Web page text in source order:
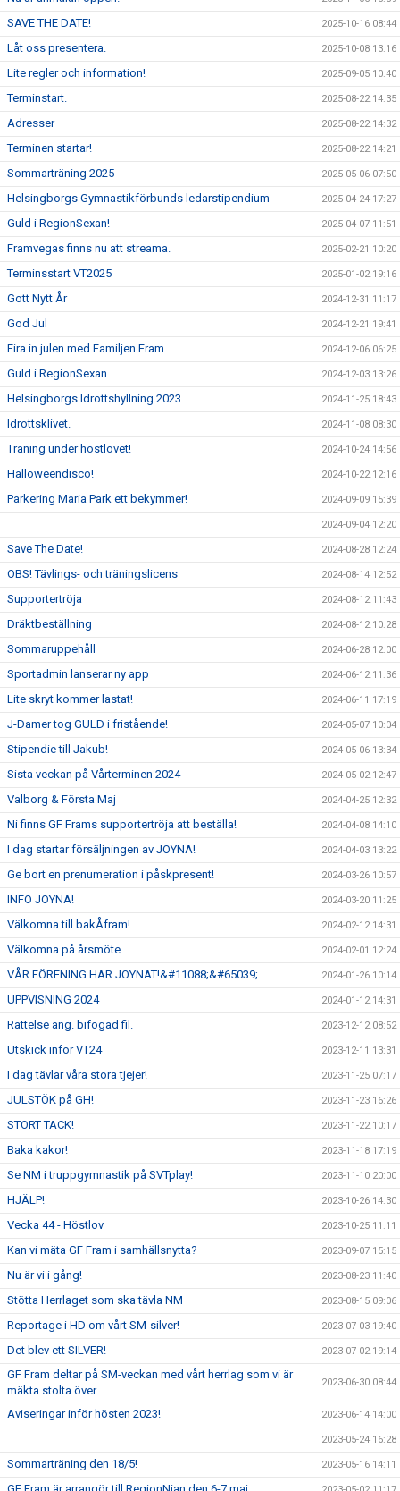
SAVE THE DATE! 2025-10-16 08:44
Låt oss presentera. 2025-10-08 13:16
Lite regler och information! 2025-09-05 10:40
Terminstart. 2025-08-22 14:35
Adresser 2025-08-22 14:32
Terminen startar! 2025-08-22 14:21
Sommarträning 2025 2025-05-06 07:50
Helsingborgs Gymnastikförbunds ledarstipendium 2025-04-24 17:27
Guld i RegionSexan! 2025-04-07 11:51
Framvegas finns nu att streama. 2025-02-21 10:20
Terminsstart VT2025 2025-01-02 19:16
Gott Nytt År 2024-12-31 11:17
God Jul 2024-12-21 19:41
Fira in julen med Familjen Fram 2024-12-06 06:25
Guld i RegionSexan 2024-12-03 13:26
Helsingborgs Idrottshyllning 2023 2024-11-25 18:43
Idrottsklivet. 2024-11-08 08:30
Träning under höstlovet! 2024-10-24 14:56
Halloweendisco! 2024-10-22 12:16
Parkering Maria Park ett bekymmer! 2024-09-09 15:39
2024-09-04 12:20
Save The Date! 2024-08-28 12:24
OBS! Tävlings- och träningslicens 2024-08-14 12:52
Supportertröja 2024-08-12 11:43
Dräktbeställning 2024-08-12 10:28
Sommaruppehåll 2024-06-28 12:00
Sportadmin lanserar ny app 2024-06-12 11:36
Lite skryt kommer lastat! 2024-06-11 17:19
J-Damer tog GULD i fristående! 2024-05-07 10:04
Stipendie till Jakub! 2024-05-06 13:34
Sista veckan på Vårterminen 2024 2024-05-02 12:47
Valborg & Första Maj 2024-04-25 12:32
Ni finns GF Frams supportertröja att beställa! 2024-04-08 14:10
I dag startar försäljningen av JOYNA! 2024-04-03 13:22
Ge bort en prenumeration i påskpresent! 2024-03-26 10:57
INFO JOYNA! 2024-03-20 11:25
Välkomna till bakÅfram! 2024-02-12 14:31
Välkomna på årsmöte 2024-02-01 12:24
VÅR FÖRENING HAR JOYNAT!&#11088;&#65039; 2024-01-26 10:14
UPPVISNING 2024 2024-01-12 14:31
Rättelse ang. bifogad fil. 2023-12-12 08:52
Utskick inför VT24 2023-12-11 13:31
I dag tävlar våra stora tjejer! 2023-11-25 07:17
JULSTÖK på GH! 2023-11-23 16:26
STORT TACK! 2023-11-22 10:17
Baka kakor! 2023-11-18 17:19
Se NM i truppgymnastik på SVTplay! 2023-11-10 20:00
HJÄLP! 2023-10-26 14:30
Vecka 44 - Höstlov 2023-10-25 11:11
Kan vi mäta GF Fram i samhällsnytta? 2023-09-07 15:15
Nu är vi i gång! 2023-08-23 11:40
Stötta Herrlaget som ska tävla NM 2023-08-15 09:06
Reportage i HD om vårt SM-silver! 2023-07-03 19:40
Det blev ett SILVER! 2023-07-02 19:14
GF Fram deltar på SM-veckan med vårt herrlag som vi är
mäkta stolta över.
2023-06-30 08:44
Aviseringar inför hösten 2023! 2023-06-14 14:00
2023-05-24 16:28
Sommarträning den 18/5! 2023-05-16 14:11